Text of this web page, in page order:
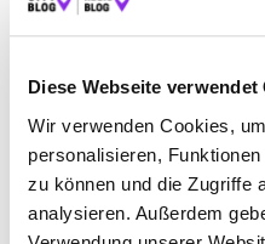
Diese Webseite verwendet
Wir verwenden Cookies,
personalisieren,
zu können und die Zugriffe
analysieren. Außerdem
SPORT & FREIZEIT
BAUEN & WOHNEN
BILDUNG & MEDIEN
GESUNDHEIT & MEDIZIN
REISEN & ÜBERNACHTEN